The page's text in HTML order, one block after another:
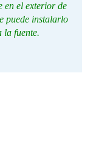
en el exterior de
puede instalarlo
la fuente.